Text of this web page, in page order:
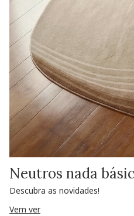
Neutros nada
Descubra as novidades!
Vem ver